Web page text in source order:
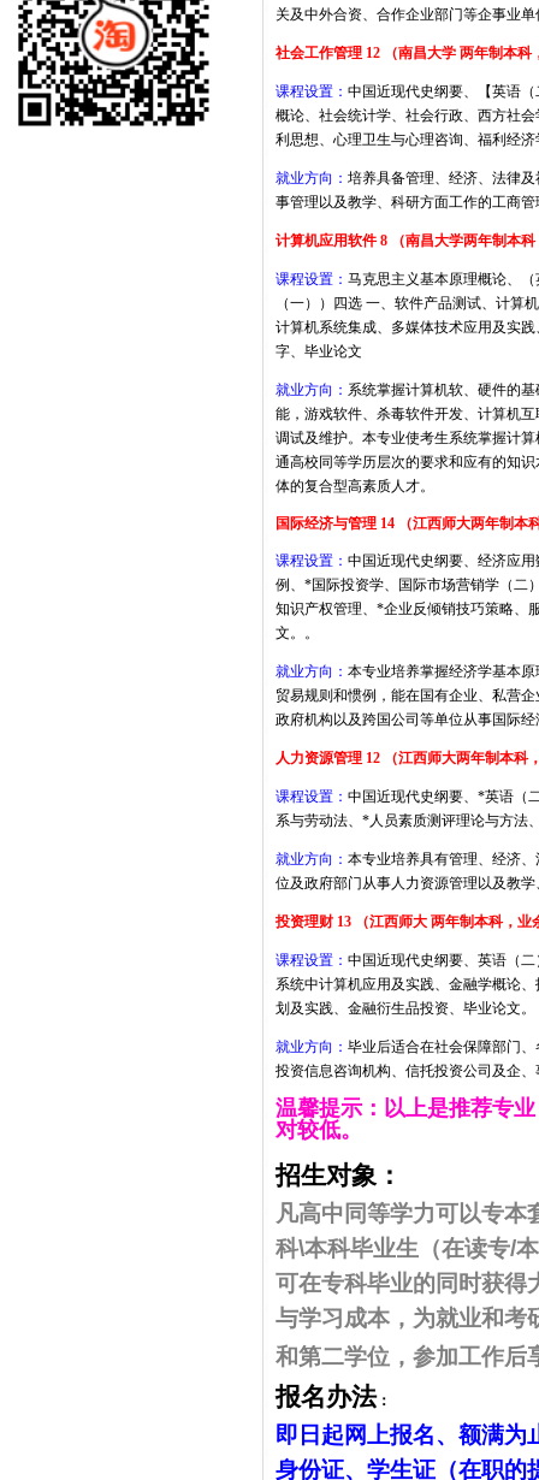
关及中外合资、合作企业部门等企事业单
社会工作管理 12 （南昌大学 两年制本科
课程设置： 中国近现代史纲要、【英语
概论、社会统计学、社会行政、西方社
利思想、心理卫生与心理咨询、福利经
就业方向： 培养具备管理、经济、法律
事管理以及教学、科研方面工作的工商
计算机应用软件 8 （南昌大学两年制本
课程设置： 马克思主义基本原理概论、
（一））四选 一、软件产品测试、计算
计算机系统集成、多媒体技术应用及实
字、毕业论文
就业方向： 系统掌握计算机软、硬件的
能，游戏软件、杀毒软件开发、计算机
调试及维护。 本专业使考生系统掌握计
通高校同等学历层次的要求和应有的知
体的复合型高素质人才。
国际经济与管理 14 （江西师大两年制本
课程设置： 中国近现代史纲要、经济应
例、 *国际投资学、国际市场营销学（二
知识产权管理、 *企业反倾销技巧策略、
文。。
就业方向： 本专业培养掌握经济学基本
贸易规则和惯例，能在国有企业、私营
政府机构以及跨国公司等单位从事国际
人力资源管理 12 （江西师大两年制本科
课程设置： 中国近现代史纲要、 *英语（
系与劳动法、 *人员素质测评理论与方法
就业方向： 本专业培养具有管理、经济
位及政府部门从事人力资源管理以及教
投资理财 13 （江西师大 两年制本科，业
课程设置： 中国近现代史纲要、英语（
系统中计算机应用及实践、金融学概论
划及实践、金融衍生品投资、毕业论文。
就业方向： 毕业后适合在社会保障部门
投资信息咨询机构、信托投资公司及企
温馨提示：以上是推荐专
对较低。
招生对象：
凡高中同等学力可以专
科\本科毕业生（在读专/
可在专科毕业的同时获得
与学习成本，为就业和考
和第二学位，参加工作后
报名办法：
即日起网上报名、额满为
身份证、学生证（在职的